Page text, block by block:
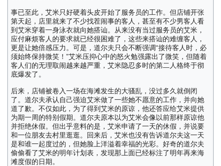
事已至此，艾米只好硬着头皮开始了服务员的工作。但店铺开张
第天起，店里就来了不少找茬闹事的客人，甚至有不少男客人看
到艾米穿着一身泳衣就向她搭讪。从来没有当过服务员的艾米，
应付麻烦客人的要求就已经很困难了，这些来搭讪的难缠客人，
更是让她倍感压力。可是，道尔夫只会不断强调“接待客人时，必
须始终保持微笑！”艾米压抑心中的怒火勉强露出了微笑，但随着
客人们的无理取闹越来越严重，艾米隐忍多时的第二人格终于彻
底爆发了。
后来，店铺被卷入一场在海滩发生的大骚乱，没过多久就倒闭
了。道尔夫承认自己强迫艾米做了一些她不愿意的工作，并向她
道了歉。不仅如此，为了得到艾米的原谅，他还答应给艾米提供
为期一周的特别假期。道尔夫原本以为艾米会像以前那样原谅他
并拒绝休假。但出乎意料的是，艾米申请了一天的休假，并说要
和一位朋友去村里逛逛。回来后，艾米也没有告诉道尔夫这一天
是和谁一起度过的，但她脸上洋溢着幸福的光彩。好奇的道尔夫
偷偷看了艾米的明年计划表，发现那上面已经标注了明年再来海
滩度假的日期。